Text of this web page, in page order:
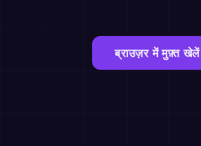
ब्राउज़र में मुफ़्त खेलें